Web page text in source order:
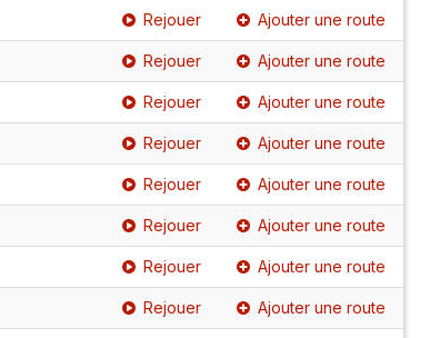
Rejouer Ajouter une route
Rejouer Ajouter une route
Rejouer Ajouter une route
Rejouer Ajouter une route
Rejouer Ajouter une route
Rejouer Ajouter une route
Rejouer Ajouter une route
Rejouer Ajouter une route